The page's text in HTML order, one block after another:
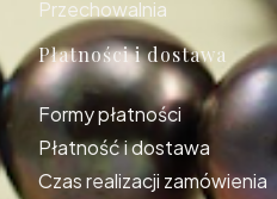
Przechowalnia
Płatności i dostawa
Formy płatności
Płatność i dostawa
Czas realizacji zamówienia